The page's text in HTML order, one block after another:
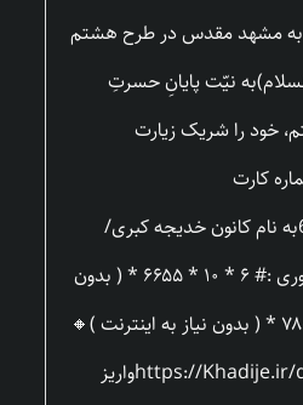
به مشهد مقدس در طرح هشتم
نیّت پایانِ حسرتِ
خود را شریک زیارت
کارت
:6063737010000527به نام کانون خدیجه کبری/
زائران مشهد🔸 کد دستوری :# ۶ * ۱۰ * ۶۶۵۵ * ( بدون
سقف واریز )# ۳۱۳۱ * ۷۸۰ * ( بدون نیاز به اینترنت )🔸
وبگاه ( سایت موسسه )https://Khadije.ir/dواریز